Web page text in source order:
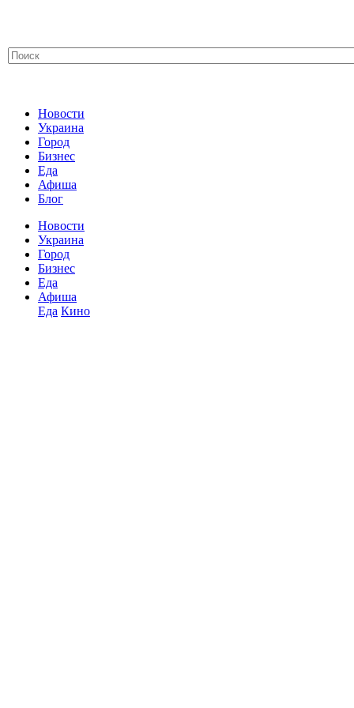
Новости
Украина
Город
Бизнес
Еда
Афиша
Блог
Новости
Украина
Город
Бизнес
Еда
Афиша
Еда Кино